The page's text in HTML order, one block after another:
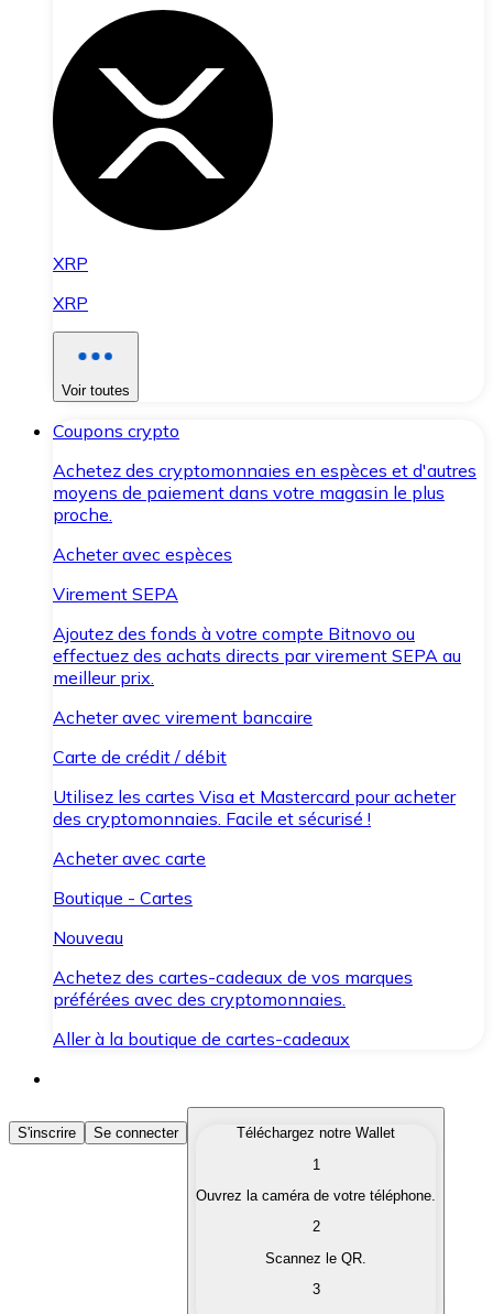
XRP
XRP
Voir toutes
Coupons crypto
Achetez des cryptomonnaies en espèces et d'autres
moyens de paiement dans votre magasin le plus
proche.
Acheter avec espèces
Virement SEPA
Ajoutez des fonds à votre compte Bitnovo ou
effectuez des achats directs par virement SEPA au
meilleur prix.
Acheter avec virement bancaire
Carte de crédit / débit
Utilisez les cartes Visa et Mastercard pour acheter
des cryptomonnaies. Facile et sécurisé !
Acheter avec carte
Boutique - Cartes
Nouveau
Achetez des cartes-cadeaux de vos marques
préférées avec des cryptomonnaies.
Aller à la boutique de cartes-cadeaux
Acheter des Cryptomonnaies
Achetez les cryptomonnaies qui vous intéressent
Convertissez vos cryptomonnaies en monnaie
S'inscrire Se connecter
Téléchargez notre Wallet
1
Ouvrez la caméra de votre téléphone.
2
Scannez le QR.
3